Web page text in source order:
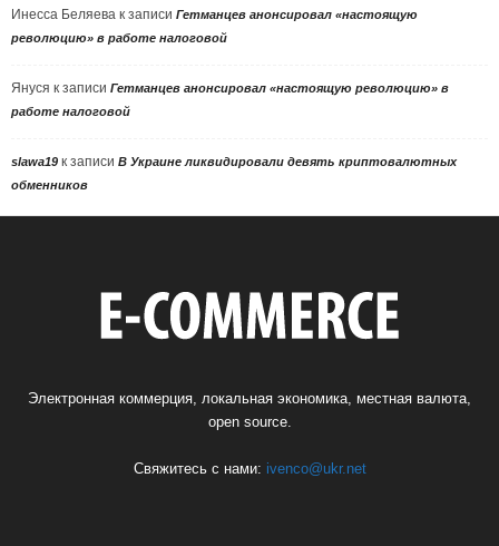
Инесса Беляева к записи Гетманцев анонсировал «настоящую
революцию» в работе налоговой
Януся к записи Гетманцев анонсировал «настоящую революцию» в
работе налоговой
slawa19 к записи В Украине ликвидировали девять криптовалютных
обменников
Электронная коммерция, локальная экономика, местная валюта,
open source.
Свяжитесь с нами: ivenco@ukr.net